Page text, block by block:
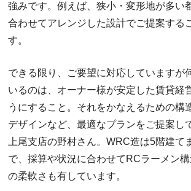
強みです。例えば、狭小・変形地が多い
合わせてアレンジした設計でご提案する
す。
できる限り、ご要望に対応していますが
いるのは、オーナー様が安定した賃貸経
うにすること。それをかなえるための構
デザインなど、最適なプランをご提案し
上尾支店の野村さん。WRC造は5階建て
で、採算や状況に合わせてRCラーメン
の柔軟さも有しています。